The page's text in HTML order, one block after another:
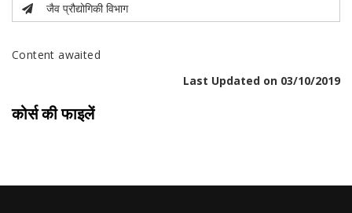
जैव प्रौद्योगिकी विभाग
Content awaited
Last Updated on 03/10/2019
कोर्स की फाइलें